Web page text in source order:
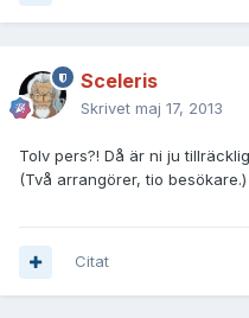
Sceleris
Skrivet maj 17, 2013
Tolv pers?! Då är ni ju
(Två arrangörer, tio besökare.)
Citat